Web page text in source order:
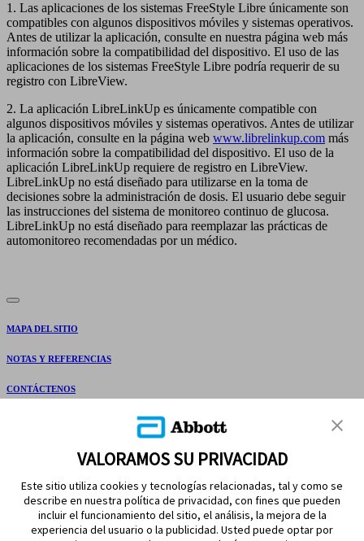
1. Las aplicaciones de los sistemas FreeStyle Libre únicamente son
compatibles con algunos dispositivos móviles y sistemas operativos.
Antes de utilizar la aplicación, consulte en nuestra página web más
información sobre la compatibilidad del dispositivo. El uso de las
aplicaciones de los sistemas FreeStyle Libre podría requerir de su
registro con LibreView.
2. La aplicación LibreLinkUp es únicamente compatible con
algunos dispositivos móviles y sistemas operativos. Antes de utilizar
la aplicación, consulte en la página web www.librelinkup.com más
información sobre la compatibilidad del dispositivo. El uso de la
aplicación LibreLinkUp requiere de registro en LibreView.
LibreLinkUp no está diseñado para utilizarse en la toma de
decisiones sobre la administración de dosis. El usuario debe seguir
las instrucciones del sistema de monitoreo continuo de glucosa.
LibreLinkUp no está diseñado para reemplazar las prácticas de
automonitoreo recomendadas por un médico.
MAPA DEL SITIO
NOTAS Y REFERENCIAS
CONTÁCTENOS
MANTÉNGASE EN CONTACTO
VALORAMOS SU PRIVACIDAD
Este sitio utiliza cookies y tecnologías relacionadas, tal y como se
describe en nuestra política de privacidad, con fines que pueden
incluir el funcionamiento del sitio, el análisis, la mejora de la
experiencia del usuario o la publicidad. Usted puede optar por